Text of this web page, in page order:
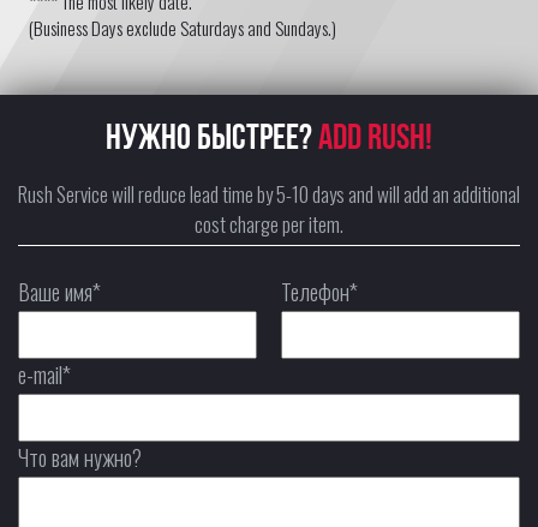
(Business Days exclude Saturdays and Sundays.)
НУЖНО БЫСТРЕЕ?ADD RUSH!
Rush Service will reduce lead time by 5-10 days and will add an additional
cost charge per item.
Ваше имя* Телефон*
e-mail*
Что вам нужно?